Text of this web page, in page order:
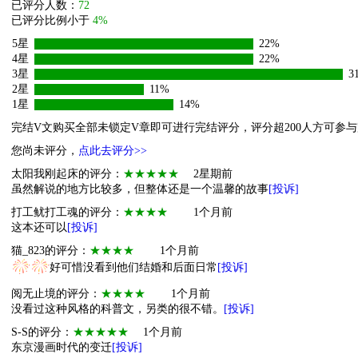
已评分人数： 72
已评分比例小于 4%
5星
22%
4星
22%
3星
2星
11%
1星
14%
完结V文购买全部未锁定V章即可进行完结评分，评分超200人方可参与
您尚未评分， 点此去评分>>
太阳我刚起床的评分： ★★★★★
2星期前
虽然解说的地方比较多，但整体还是一个温馨的故事[投诉]
打工鱿打工魂的评分： ★★★★
1个月前
这本还可以 [投诉]
猫_823的评分： ★★★★
1个月前
好可惜没看到他们结婚和后面日常 [投诉]
阅无止境的评分： ★★★★
1个月前
没看过这种风格的科普文，另类的很不错。
[投诉]
S-S的评分： ★★★★★
1个月前
东京漫画时代的变迁[投诉]